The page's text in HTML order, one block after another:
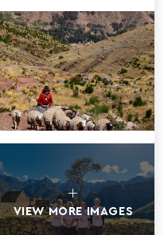
VIEW MORE IMAGES